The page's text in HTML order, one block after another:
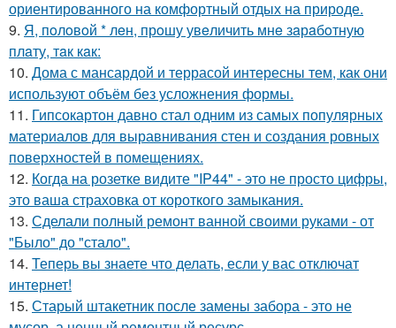
ориентированного на комфортный отдых на природе.
9. Я, пoлoвoй * лeн, прoшу увeличить мнe зaрaбoтную
плaту, тaк кaк:
10. Дома с мансардой и террасой интересны тем, как они
используют объём без усложнения формы.
11. Гипсокартон давно стал одним из самых популярных
материалов для выравнивания стен и создания ровных
поверхностей в помещениях.
12. Когда на розетке видите "IP44" - это не просто цифры,
это ваша страховка от короткого замыкания.
13. Сделали полный ремонт ванной своими руками - от
"Было" до "стало".
14. Теперь вы знаете что делать, если у вас отключат
интернет!
15. Старый штакетник после замены забора - это не